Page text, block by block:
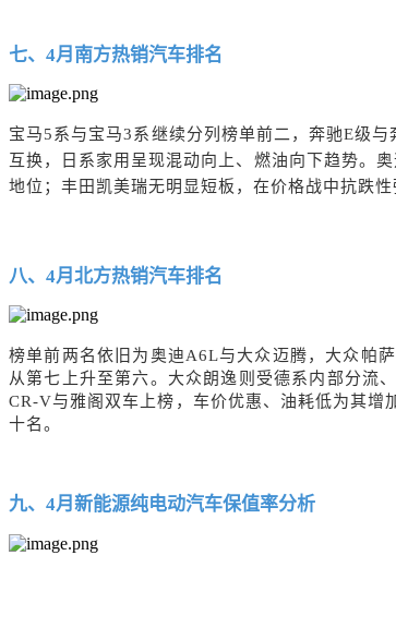
七、 4月南方热销汽车排名
宝马5系与宝马3系继续分列榜单前二， 奔驰E级与
互换，日系家用呈现混动向上、燃油向下趋势。奥
地位 ；丰田凯美瑞无明显短板，在价格战中抗跌
八、 4月北方热销汽车排名
榜单前两名依旧为奥迪A6L与大众迈腾， 大众帕
从第七上升至第六。 大众朗逸则受德系内部分流
CR-V与雅阁 双车上榜，车价优惠、油耗低为其增
十名。
九、 4月新能源纯电动汽车保值率分析